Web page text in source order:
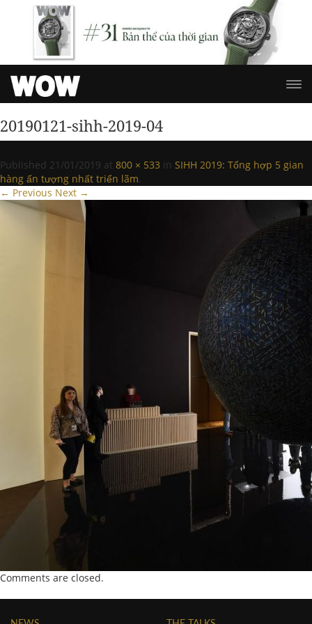
20190121-sihh-2019-04
Published 21/01/2019 at 800 × 533 in SIHH 2019: Tổng hợp 5 gian
hàng ấn tượng nhất triển lãm.
← Previous Next →
Comments are closed.